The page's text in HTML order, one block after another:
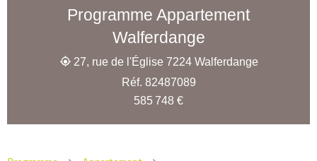
Programme Appartement
Walferdange
27, rue de l'Église 7224 Walferdange
Réf. 82487089
585 748 €